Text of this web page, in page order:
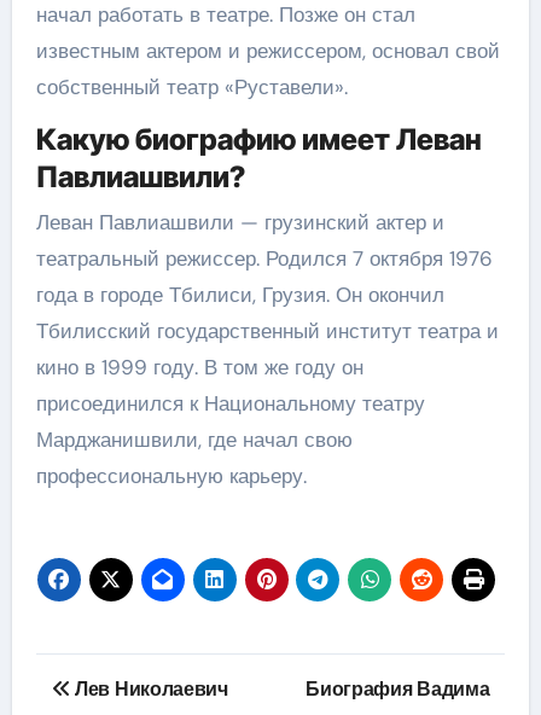
начал работать в театре. Позже он стал
известным актером и режиссером, основал свой
собственный театр «Руставели».
Какую биографию имеет Леван
Павлиашвили?
Леван Павлиашвили — грузинский актер и
театральный режиссер. Родился 7 октября 1976
года в городе Тбилиси, Грузия. Он окончил
Тбилисский государственный институт театра и
кино в 1999 году. В том же году он
присоединился к Национальному театру
Марджанишвили, где начал свою
профессиональную карьеру.
Навигация
Лев Николаевич
Биография Вадима